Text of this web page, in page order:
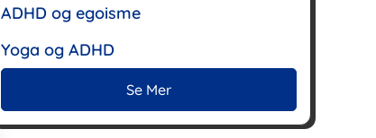
ADHD og egoisme
Yoga og ADHD
Se Mer